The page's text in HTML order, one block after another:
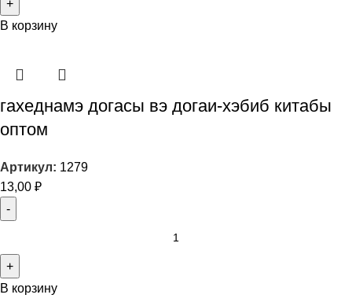
В корзину
гахеднамэ догасы вэ догаи-хэбиб китабы
оптом
Артикул: 1279
13,00 ₽
В корзину